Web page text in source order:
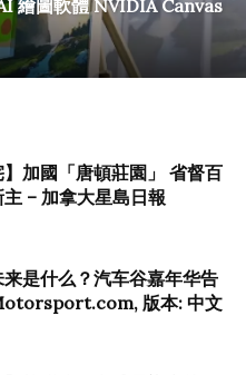
繪圖軟體 NVIDIA Canvas
】加國「唐頓莊園」 省督百
– 加拿大星島日報
是什么？汽车谷嘉年华告
版本: 中文